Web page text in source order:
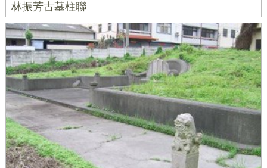
林振芳古墓柱聯